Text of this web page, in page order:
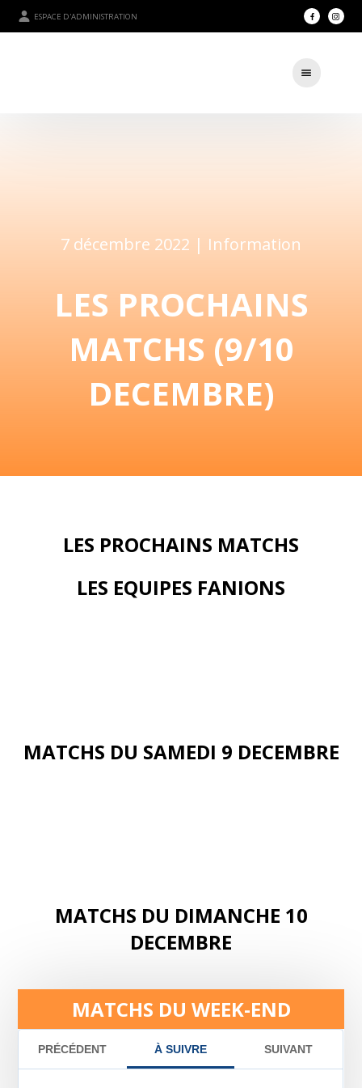
ESPACE D'ADMINISTRATION
7 décembre 2022 | Information
LES PROCHAINS
MATCHS (9/10
DECEMBRE)
LES PROCHAINS MATCHS
LES EQUIPES FANIONS
MATCHS DU SAMEDI 9 DECEMBRE
MATCHS DU DIMANCHE 10
DECEMBRE
MATCHS DU WEEK-END